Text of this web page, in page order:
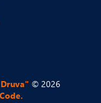
© 2026